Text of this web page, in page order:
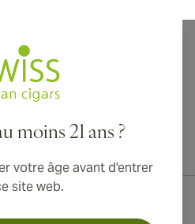
moins 21 ans ?
votre âge avant d'entrer
site web.
vers le Canada, le Royaume-Uni